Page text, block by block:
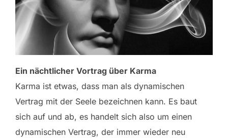
Ein nächtlicher Vortrag über Karma
Karma ist etwas, dass man als dynamischen
Vertrag mit der Seele bezeichnen kann. Es baut
sich auf und ab, es handelt sich also um einen
dynamischen Vertrag, der immer wieder neu